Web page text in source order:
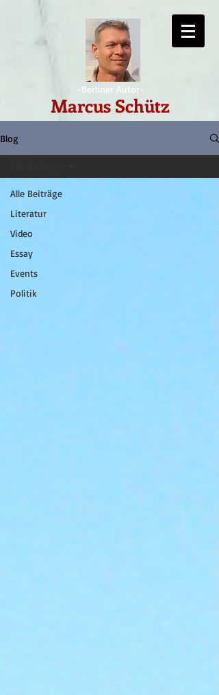
-Berliner Autor-
Marcus Schütz
Blog
Alle Beiträge
Literatur
Video
Essay
Events
Politik